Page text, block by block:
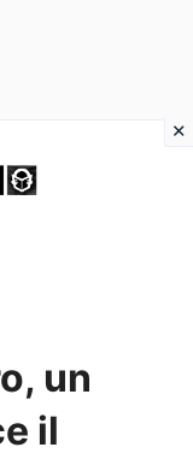
un
il